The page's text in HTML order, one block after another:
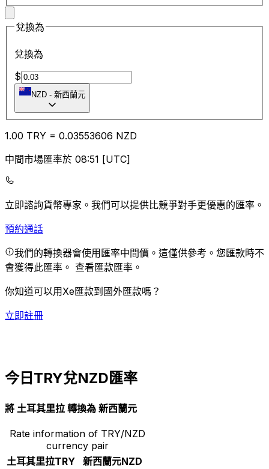
兌換為
兌換為
$
NZD - 新西蘭元
1.00 TRY = 0.03553606 NZD
中間市場匯率於 08:51 [UTC]
立即諮詢貨幣專家。 我們可以提供比競爭對手更優惠的匯率。
預約通話
我們的轉換器會使用匯率中間價。這僅供參考。您匯款時不
會獲得此匯率。 查看匯款匯率。
你知道可以用Xe匯款到國外匯款嗎？
立即註冊
今日TRY兌NZD匯率
將 土耳其里拉 轉換為 新西蘭元
Rate information of TRY/NZD
currency pair
土耳其里拉TRY 新西蘭元NZD